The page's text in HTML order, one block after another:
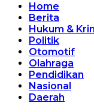
Home
Berita
Hukum &
Politik
Otomotif
Olahraga
Pendidikan
Nasional
Daerah